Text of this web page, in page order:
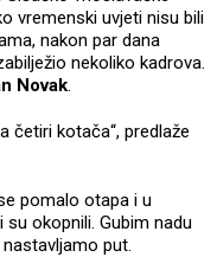
vremenski uvjeti nisu bili
nakon par dana
nekoliko kadrova.
Novak.
četiri kotača“, predlaže
pomalo otapa i u
okopnili. Gubim nadu
put.